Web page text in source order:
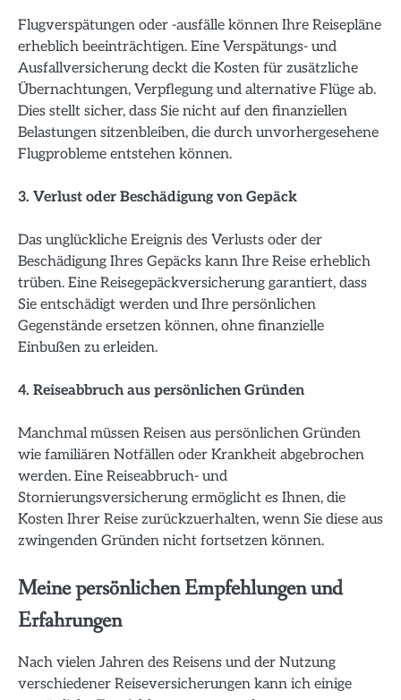
Flugverspätungen oder -ausfälle können Ihre Reisepläne
erheblich beeinträchtigen. Eine Verspätungs- und
Ausfallversicherung deckt die Kosten für zusätzliche
Übernachtungen, Verpflegung und alternative Flüge ab.
Dies stellt sicher, dass Sie nicht auf den finanziellen
Belastungen sitzenbleiben, die durch unvorhergesehene
Flugprobleme entstehen können.
3. Verlust oder Beschädigung von Gepäck
Das unglückliche Ereignis des Verlusts oder der
Beschädigung Ihres Gepäcks kann Ihre Reise erheblich
trüben. Eine Reisegepäckversicherung garantiert, dass
Sie entschädigt werden und Ihre persönlichen
Gegenstände ersetzen können, ohne finanzielle
Einbußen zu erleiden.
4. Reiseabbruch aus persönlichen Gründen
Manchmal müssen Reisen aus persönlichen Gründen
wie familiären Notfällen oder Krankheit abgebrochen
werden. Eine Reiseabbruch- und
Stornierungsversicherung ermöglicht es Ihnen, die
Kosten Ihrer Reise zurückzuerhalten, wenn Sie diese aus
zwingenden Gründen nicht fortsetzen können.
Meine persönlichen Empfehlungen und
Erfahrungen
Nach vielen Jahren des Reisens und der Nutzung
verschiedener Reiseversicherungen kann ich einige